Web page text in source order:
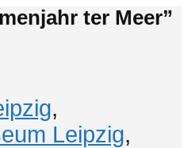
ter Meer”
,
Leipzig,